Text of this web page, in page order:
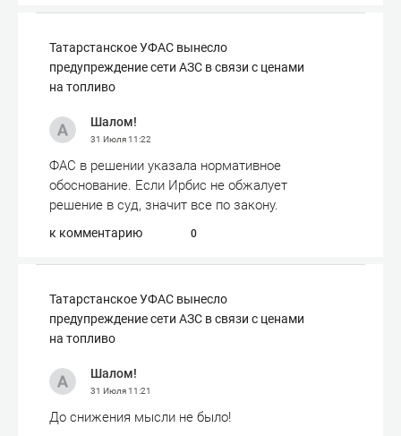
Татарстанское УФАС вынесло
предупреждение сети АЗС в связи с ценами
на топливо
Шалом!
31 Июля11:22
ФАС в решении указала нормативное
обоснование. Если Ирбис не обжалует
решение в суд, значит все по закону.
к комментарию 0
Татарстанское УФАС вынесло
предупреждение сети АЗС в связи с ценами
на топливо
Шалом!
31 Июля11:21
До снижения мысли не было!